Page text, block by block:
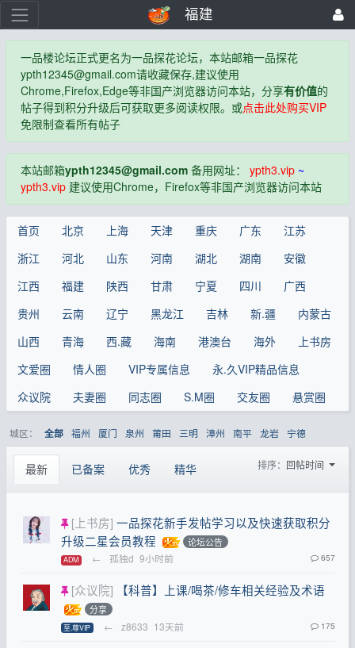
福建
一品楼论坛正式更名为一品探花论坛，本站邮箱一品探花
ypth12345@gmail.com请收藏保存,建议使用
Chrome,Firefox,Edge等非国产浏览器访问本站，分享有价值的
帖子得到积分升级后可获取更多阅读权限。或点击此处购买VIP
免限制查看所有帖子
本站邮箱ypth12345@gmail.com备用网址： ypth3.vip~
ypth3.vip建议使用Chrome，Firefox等非国产浏览器访问本站
首页 北京 上海 天津 重庆 广东
江苏
浙江
河北 山东 河南 湖北 湖南
安徽
江西
福建 陕西 甘肃 宁夏 四川
广西
贵州
云南 辽宁 黑龙江 吉林 新.疆
内蒙古
山西
青海 西.藏 海南 港澳台 海外
上书房
文爱圈
情人圈 VIP专属信息
永.久VIP精品信息
众议院
夫妻圈 同志圈 S.M圈 交友圈 悬赏圈
城区： 全部 福州 厦门 泉州 莆田 三明 漳州 南平 龙岩 宁德
最新 已备案 优秀 精华 排序： 回帖时间
[上书房] 一品探花新手发帖学习以及快速获取积分
升级二星会员教程
论坛公告
ADM ← 孤独d 9小时前 657
[众议院] 【科普】上课/喝茶/修车相关经验及术语
分享
至.尊VIP ← z8633 13天前 175